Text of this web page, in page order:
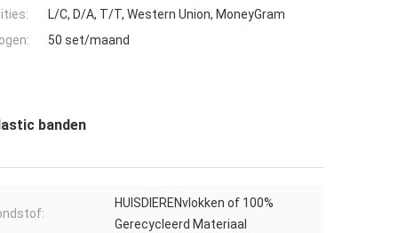
L/C, D/A, T/T, Western Union, MoneyGram
50 set/maand
banden
HUISDIERENvlokken of 100%
Gerecycleerd Materiaal